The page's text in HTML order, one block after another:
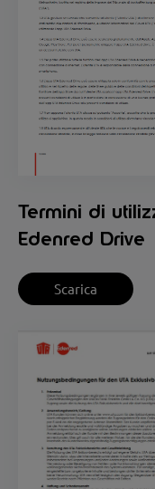
Termini di
Edenred Drive
Scarica